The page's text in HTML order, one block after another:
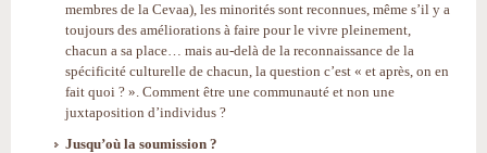
membres de la Cevaa), les minorités sont reconnues, même s’il y a
toujours des améliorations à faire pour le vivre pleinement,
chacun a sa place… mais au-delà de la reconnaissance de la
spécificité culturelle de chacun, la question c’est « et après, on en
fait quoi ? ». Comment être une communauté et non une
juxtaposition d’individus ?
Jusqu’où la soumission ?